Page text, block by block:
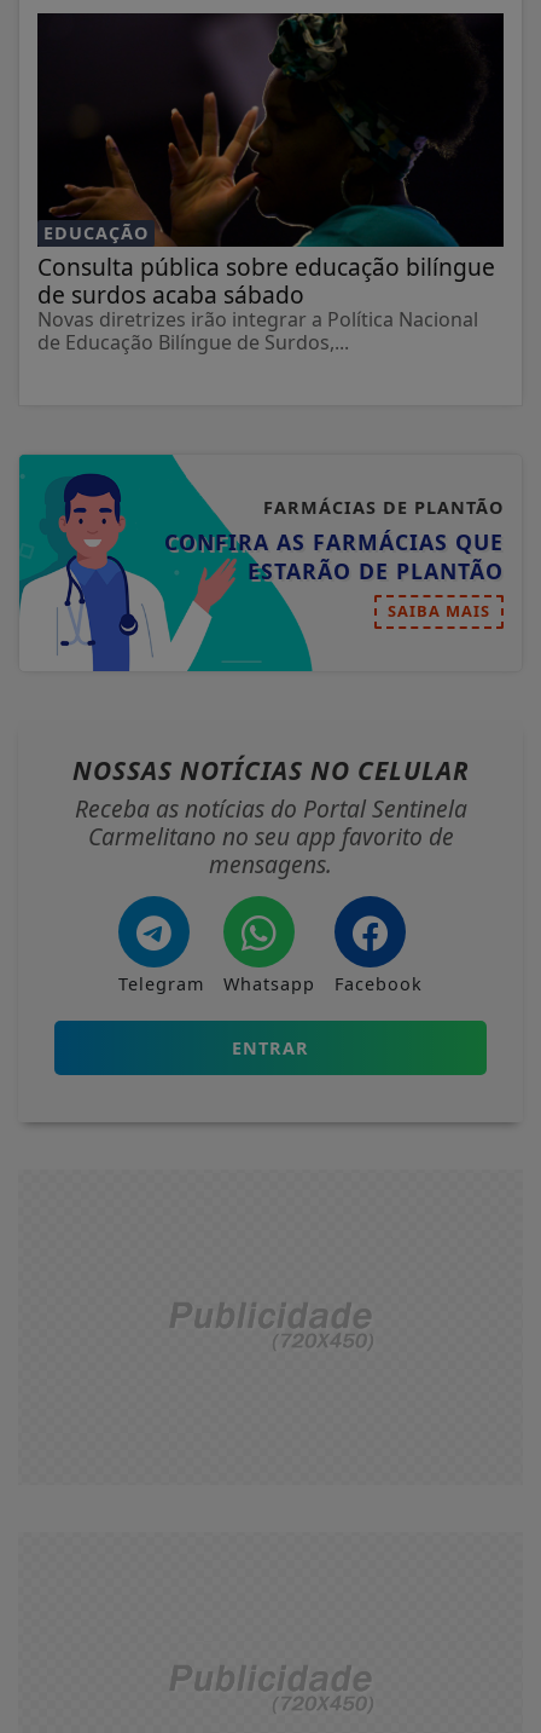
EDUCAÇÃO
Consulta pública sobre educação bilíngue
de surdos acaba sábado
Novas diretrizes irão integrar a Política Nacional
de Educação Bilíngue de Surdos,...
FARMÁCIAS DE PLANTÃO
CONFIRA AS FARMÁCIAS QUE
ESTARÃO DE PLANTÃO
SAIBA MAIS
NOSSAS NOTÍCIAS NO CELULAR
Receba as notícias do Portal Sentinela
Carmelitano no seu app favorito de
mensagens.
Telegram Whatsapp Facebook
ENTRAR